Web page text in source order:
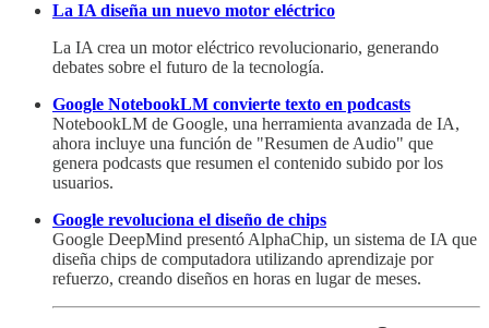
La IA diseña un nuevo motor eléctrico
La IA crea un motor eléctrico revolucionario, generando
debates sobre el futuro de la tecnología.
Google NotebookLM convierte texto en podcasts
NotebookLM de Google, una herramienta avanzada de IA,
ahora incluye una función de "Resumen de Audio" que
genera podcasts que resumen el contenido subido por los
usuarios.
Google revoluciona el diseño de chips
Google DeepMind presentó AlphaChip, un sistema de IA que
diseña chips de computadora utilizando aprendizaje por
refuerzo, creando diseños en horas en lugar de meses.